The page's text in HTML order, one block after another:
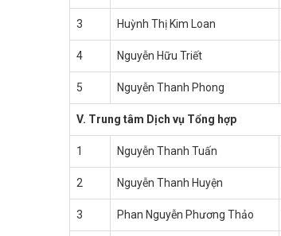
3 Huỳnh Thị Kim Loan
4 Nguyễn Hữu Triết
5 Nguyễn Thanh Phong
V. Trung tâm Dịch vụ Tổng hợp
1 Nguyễn Thanh Tuấn
2 Nguyễn Thanh Huyện
3 Phan Nguyễn Phương Thảo